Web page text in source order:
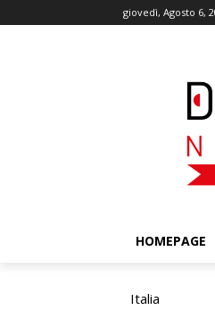
giovedì, Agosto 6,
HOMEPAGE
Italia